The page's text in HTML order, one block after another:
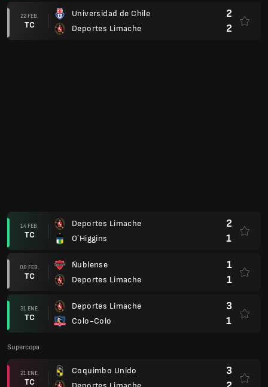
Supercopa
Coquimbo Unido
3
13 JUL.
TC
Coquimbo Unido
Deportes Limache
2
3
11 JUL.
TC
Deportes Limache
Coquimbo Unido
2
1
02 JUL.
TC
Deportes Limache
CD Cobreloa Calama
3
0
08 JUN.